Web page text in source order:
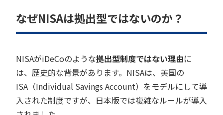
なぜNISAは拠出型ではないのか？
NISAがiDeCoのような拠出型制度ではない理由に
は、歴史的な背景があります。NISAは、英国の
ISA（Individual Savings Account）をモデルにして導
入された制度ですが、日本版では複雑なルールが導入